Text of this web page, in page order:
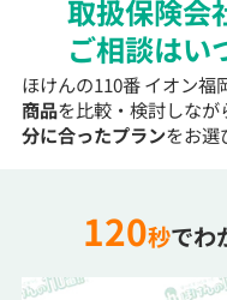
取扱保険会
ご相談はい
ほけんの110番 イオン福
商品を比較・検討しなが
分に合ったプランをお選
120秒でわ